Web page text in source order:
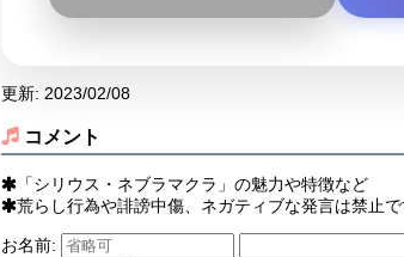
更新: 2023/02/08
コメント
「シリウス・ネブラマクラ」の魅力や特徴など
荒らし行為や誹謗中傷、ネガティブな発言は禁止で
お名前: